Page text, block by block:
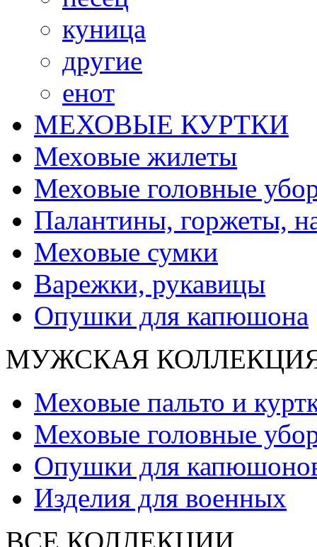
куница
другие
енот
МЕХОВЫЕ КУРТКИ
Меховые жилеты
Меховые головные
Палантины, горжеты,
Меховые сумки
Варежки, рукавицы
Опушки для капюшона
МУЖСКАЯ
Меховые пальто и
Меховые головные
Опушки для
Изделия для военных
ВСЕ КОЛЛЕКЦИИ